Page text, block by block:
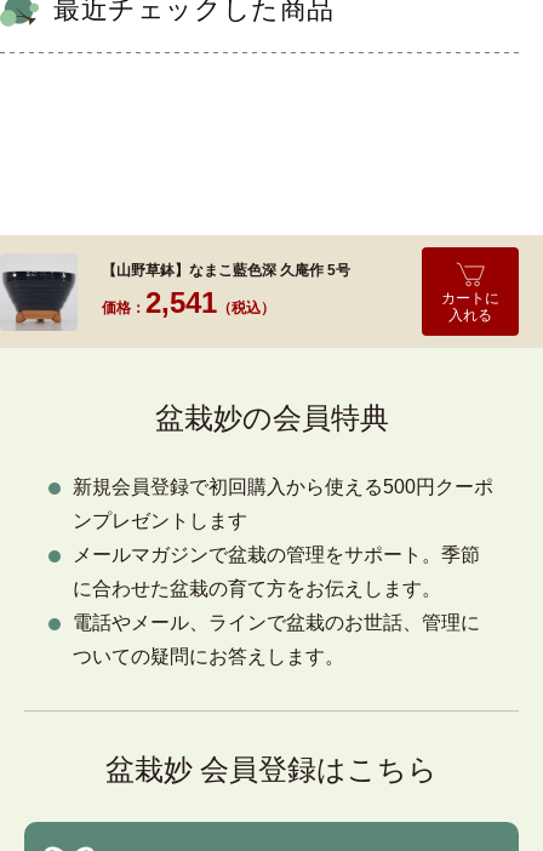
最近チェックした商品
【山野草鉢】なまこ藍色深 久庵作 5号
価格： 2,541 （税込）
カートに
入れる
盆栽妙の会員特典
新規会員登録で初回購入から使える500円クーポ
ンプレゼントします
メールマガジンで盆栽の管理をサポート。季節
に合わせた盆栽の育て方をお伝えします。
電話やメール、ラインで盆栽のお世話、管理に
ついての疑問にお答えします。
盆栽妙 会員登録はこちら